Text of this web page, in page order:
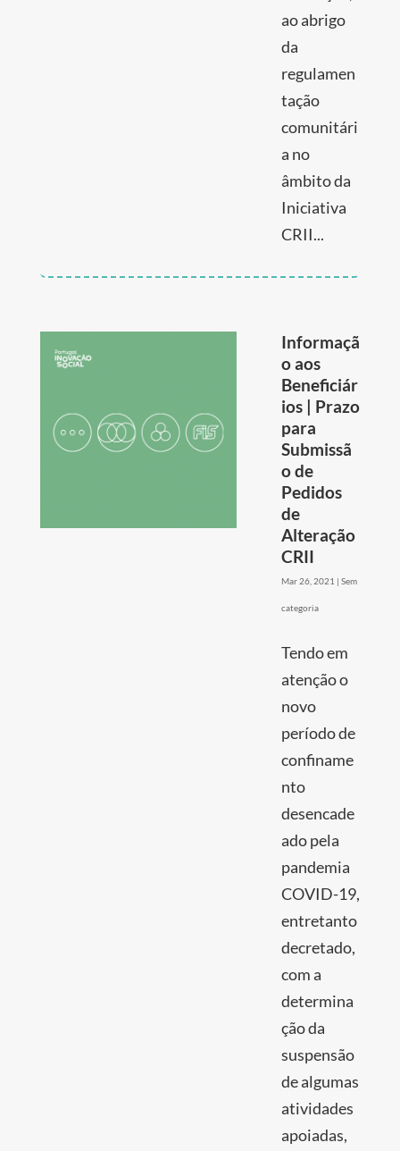
ao abrigo
da
regulamen
tação
comunitári
a no
âmbito da
Iniciativa
CRII...
Informaçã
o aos
Beneficiár
ios | Prazo
para
Submissã
o de
Pedidos
de
Alteração
CRII
Mar 26, 2021 | Sem
categoria
Tendo em
atenção o
novo
período de
confiname
nto
desencade
ado pela
pandemia
COVID-19,
entretanto
decretado,
com a
determina
ção da
suspensão
de algumas
atividades
apoiadas,